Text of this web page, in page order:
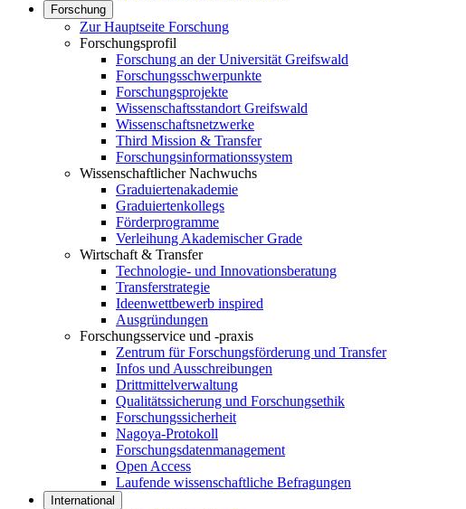
Forschung
Zur Hauptseite Forschung
Forschungsprofil
Forschung an der Universität Greifswald
Forschungsschwerpunkte
Forschungsprojekte
Wissenschaftsstandort Greifswald
Wissenschaftsnetzwerke
Third Mission & Transfer
Forschungsinformationssystem
Wissenschaftlicher Nachwuchs
Graduiertenakademie
Graduiertenkollegs
Förderprogramme
Verleihung Akademischer Grade
Wirtschaft & Transfer
Technologie- und Innovationsberatung
Transferstrategie
Ideenwettbewerb inspired
Ausgründungen
Forschungsservice und -praxis
Zentrum für Forschungsförderung und Transfer
Infos und Ausschreibungen
Drittmittelverwaltung
Qualitätssicherung und Forschungsethik
Forschungssicherheit
Nagoya-Protokoll
Forschungsdatenmanagement
Open Access
Laufende wissenschaftliche Befragungen
International